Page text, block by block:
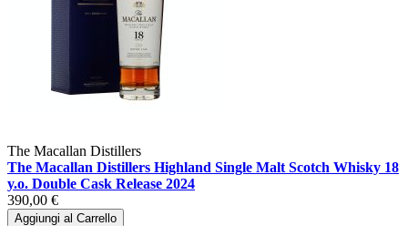
The Macallan Distillers
The Macallan Distillers Highland Single Malt Scotch Whisky 18
y.o. Double Cask Release 2024
390,00 €
Aggiungi al Carrello